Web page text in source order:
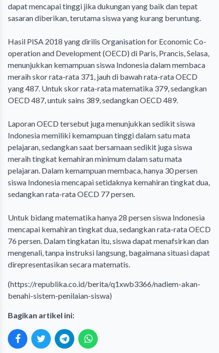
dapat mencapai tinggi jika dukungan yang baik dan tepat
sasaran diberikan, terutama siswa yang kurang beruntung.
Hasil PISA 2018 yang dirilis Organisation for Economic Co-
operation and Development (OECD) di Paris, Prancis, Selasa,
menunjukkan kemampuan siswa Indonesia dalam membaca
meraih skor rata-rata 371, jauh di bawah rata-rata OECD
yang 487. Untuk skor rata-rata matematika 379, sedangkan
OECD 487, untuk sains 389, sedangkan OECD 489.
Laporan OECD tersebut juga menunjukkan sedikit siswa
Indonesia memiliki kemampuan tinggi dalam satu mata
pelajaran, sedangkan saat bersamaan sedikit juga siswa
meraih tingkat kemahiran minimum dalam satu mata
pelajaran. Dalam kemampuan membaca, hanya 30 persen
siswa Indonesia mencapai setidaknya kemahiran tingkat dua,
sedangkan rata-rata OECD 77 persen.
Untuk bidang matematika hanya 28 persen siswa Indonesia
mencapai kemahiran tingkat dua, sedangkan rata-rata OECD
76 persen. Dalam tingkatan itu, siswa dapat menafsirkan dan
mengenali, tanpa instruksi langsung, bagaimana situasi dapat
direpresentasikan secara matematis.
(https://republika.co.id/berita/q1xwb3366/nadiem-akan-
benahi-sistem-penilaian-siswa)
Bagikan artikel ini: